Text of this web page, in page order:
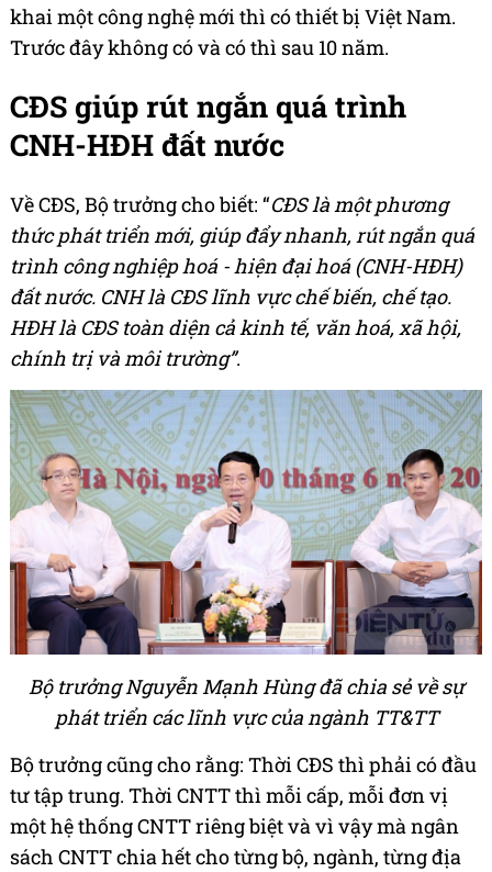
khai một công nghệ mới thì có thiết bị Việt Nam.
Trước đây không có và có thì sau 10 năm.
CĐS giúp rút ngắn quá trình
CNH-HĐH đất nước
Về CĐS, Bộ trưởng cho biết: “CĐS là một phương
thức phát triển mới, giúp đẩy nhanh, rút ngắn quá
trình công nghiệp hoá - hiện đại hoá (CNH-HĐH)
đất nước. CNH là CĐS lĩnh vực chế biến, chế tạo.
HĐH là CĐS toàn diện cả kinh tế, văn hoá, xã hội,
chính trị và môi trường”.
Bộ trưởng Nguyễn Mạnh Hùng đã chia sẻ về sự
phát triển các lĩnh vực của ngành TT&TT
Bộ trưởng cũng cho rằng: Thời CĐS thì phải có đầu
tư tập trung. Thời CNTT thì mỗi cấp, mỗi đơn vị
một hệ thống CNTT riêng biệt và vì vậy mà ngân
sách CNTT chia hết cho từng bộ, ngành, từng địa